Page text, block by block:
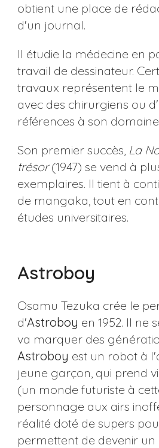
obtient une place de
d'un journal.
Il étudie la médecine en
travail de dessinateur.
travaux représentent le
avec des chirurgiens ou
références à son
Son premier succès, La
trésor(1947) se vend à
exemplaires. Il tient à
de mangaka, tout en
études universitaires.
Astroboy
Osamu Tezuka crée le
d'Astroboy en 1952. Il ne
va marquer des
Astroboy est un robot à
jeune garçon, qui prend
(un monde futuriste à
personnage aux airs
réalité doté de supers
permettent de devenir